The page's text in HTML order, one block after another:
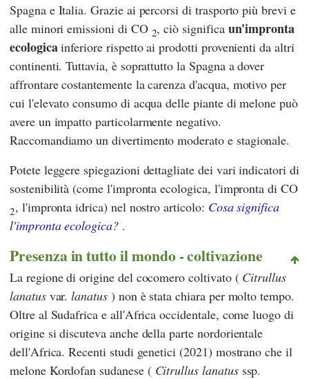
Spagna e Italia. Grazie ai percorsi di trasporto più brevi e
alle minori emissioni di CO 2, ciò significa un'impronta
ecologicainferiore rispetto ai prodotti provenienti da altri
continenti. Tuttavia, è soprattutto la Spagna a dover
affrontare costantemente la carenza d'acqua, motivo per
cui l'elevato consumo di acqua delle piante di melone può
avere un impatto particolarmente negativo.
Raccomandiamo un divertimento moderato e stagionale.
Potete leggere spiegazioni dettagliate dei vari indicatori di
sostenibilità (come l'impronta ecologica, l'impronta di CO
2, l'impronta idrica) nel nostro articolo: Cosa significa
l'impronta ecologica?.
Presenza in tutto il mondo - coltivazione
La regione di origine del cocomero coltivato ( Citrullus
lanatusvar.lanatus) non è stata chiara per molto tempo.
Oltre al Sudafrica e all'Africa occidentale, come luogo di
origine si discuteva anche della parte nordorientale
dell'Africa. Recenti studi genetici (2021) mostrano che il
melone Kordofan sudanese ( Citrullus lanatusssp.